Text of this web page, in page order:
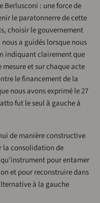
Berlusconi : une force de
le paratonnerre de cette
choisir le gouvernement
nous a guidés lorsque nous
indiquant clairement que
et sur chaque acte
le financement de la
nous avons exprimé le 27
fut le seul à gauche à
de manière constructive
la consolidation de
pour entamer
et pour reconstruire dans
à la gauche